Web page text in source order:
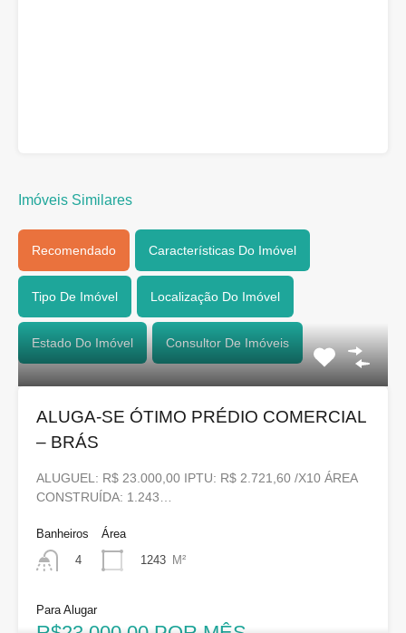
Imóveis Similares
Recomendado Características Do Imóvel
Tipo De Imóvel Localização Do Imóvel
Estado Do Imóvel Consultor De Imóveis
ALUGA-SE ÓTIMO PRÉDIO COMERCIAL
– BRÁS
ALUGUEL: R$ 23.000,00 IPTU: R$ 2.721,60 /X10 ÁREA
CONSTRUÍDA: 1.243…
Banheiros
4
Área
1243 M²
Para Alugar